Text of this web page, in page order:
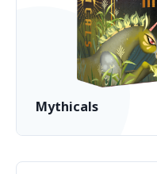
Mythicals